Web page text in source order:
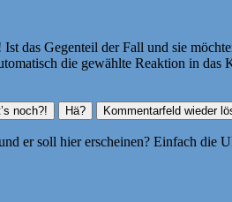
das Gegenteil der Fall und sie
die gewählte Reaktion in
er soll hier erscheinen? Einfach